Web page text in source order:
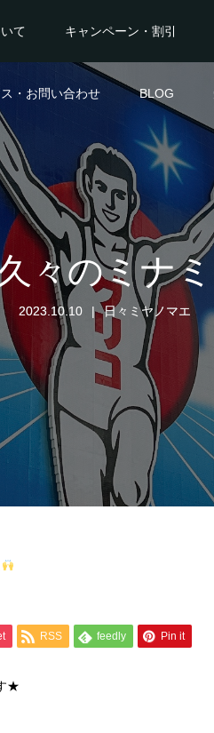
て キャンペーン・割引
・お問い合わせ BLOG
々のミナミ
2023.10.10 日々ミヤノマエ
RSS feedly Pin it
★